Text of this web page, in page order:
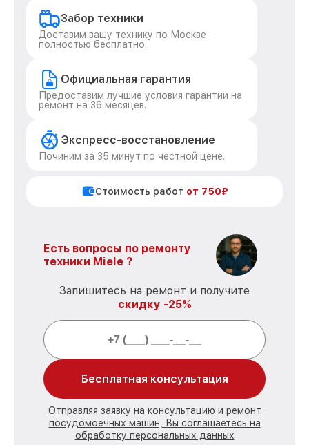
Забор техники
Доставим вашу технику по Москве
полностью бесплатно.
Официальная гарантия
Предоставим лучшие условия гарантии на
ремонт на 36 месяцев.
Экспресс-восстановление
Починим за 35 минут по честной цене.
Стоимость работ от 750₽
Есть вопросы по ремонту
техники Miele ?
Запишитесь на ремонт и получите
скидку -25%
Бесплатная консультация
Отправляя заявку на консультацию и ремонт
посудомоечных машин, Вы соглашаетесь на
обработку персональных данных